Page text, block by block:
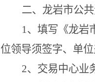
二、 龙岩市公
1、填写《龙岩
位领导须签字、单位
2、交易中心业